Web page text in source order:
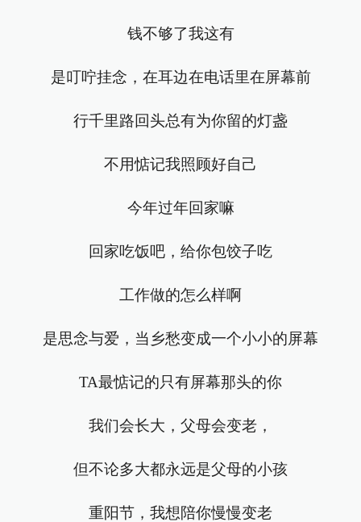
钱不够了我这有
是叮咛挂念，在耳边在电话里在屏幕前
行千里路回头总有为你留的灯盏
不用惦记我照顾好自己
今年过年回家嘛
回家吃饭吧，给你包饺子吃
工作做的怎么样啊
是思念与爱，当乡愁变成一个小小的屏幕
TA最惦记的只有屏幕那头的你
我们会长大，父母会变老，
但不论多大都永远是父母的小孩
重阳节，我想陪你慢慢变老